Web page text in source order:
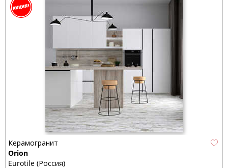
Керамогранит
Orion
Eurotile (Россия)